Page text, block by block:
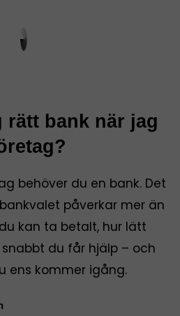
rätt bank när jag
behöver du en bank. Det
påverkar mer än
kan ta betalt, hur lätt
du får hjälp – och
ens kommer igång.